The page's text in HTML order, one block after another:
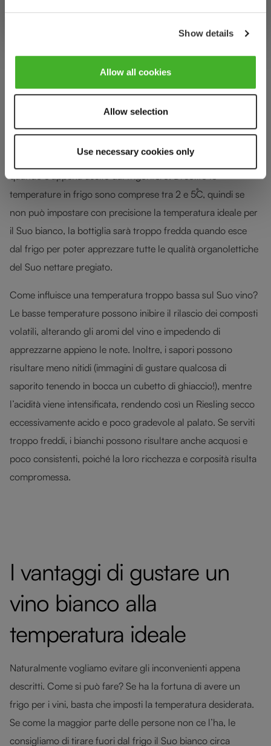
Show details
Allow all cookies
Allow selection
Use necessary cookies only
spesso si apre una bottiglia di rosso senza averlo prima
refrigerato, spesso i bianchi si servono appena usciti dal
ambiente non sarebbe indicata nemmeno per i nettari più
corposi. La questione è piuttosto che temperatura ha il vino
quando è appena uscito dal frigorifero. Di solito le
temperature in frigo sono comprese tra 2 e 5˚C, quindi se
non può impostare con precisione la temperatura ideale per
il Suo bianco, la bottiglia sarà troppo fredda quando esce
dal frigo per poter apprezzare tutte le qualità organolettiche
del Suo nettare pregiato.
Come influisce una temperatura troppo bassa sul Suo vino?
Le basse temperature possono inibire il rilascio dei composti
volatili, alterando gli aromi del vino e impedendo di
apprezzarne appieno le note. Inoltre, i sapori possono
risultare meno nitidi (immagini di gustare qualcosa di
saporito tenendo in bocca un cubetto di ghiaccio!), mentre
l’acidità viene intensificata, rendendo così un Riesling secco
eccessivamente acido e poco gradevole al palato. Se serviti
troppo freddi, i bianchi possono risultare anche acquosi e
poco consistenti, poiché la loro ricchezza e corposità risulta
compromessa.
I vantaggi di gustare un
vino bianco alla
temperatura ideale
Naturalmente vogliamo evitare gli inconvenienti appena
descritti. Come si può fare? Se ha la fortuna di avere un
frigo per i vini, basta che imposti la temperatura desiderata.
Se come la maggior parte delle persone non ce l’ha, le
consigliamo di tirare fuori dal frigo il Suo bianco circa